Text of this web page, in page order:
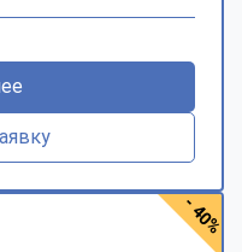
- 40%